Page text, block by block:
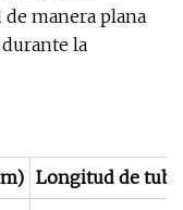
de manera plana
la
Longitud de